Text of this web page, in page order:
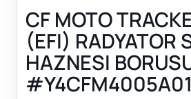
CF MOTO
(EFI) RADYATOR
HAZNESI